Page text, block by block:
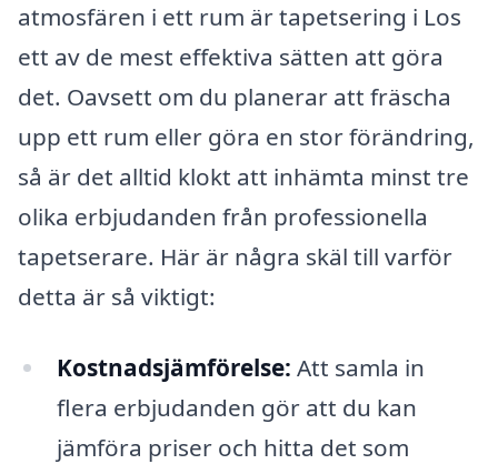
atmosfären i ett rum är tapetsering i Los
ett av de mest effektiva sätten att göra
det. Oavsett om du planerar att fräscha
upp ett rum eller göra en stor förändring,
så är det alltid klokt att inhämta minst tre
olika erbjudanden från professionella
tapetserare. Här är några skäl till varför
detta är så viktigt:
Kostnadsjämförelse: Att samla in
flera erbjudanden gör att du kan
jämföra priser och hitta det som